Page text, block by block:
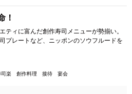
！
ティに富んだ創作寿司メニューが勢揃い。
プレートなど、ニッポンのソウフルードを
司楽 創作料理 接待 宴会